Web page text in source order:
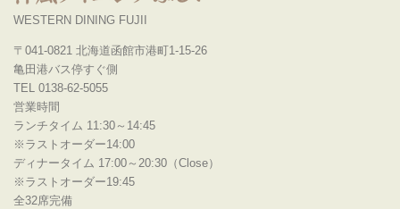
WESTERN DINING FUJII
〒041-0821 北海道函館市港町1-15-26
亀田港バス停すぐ側
TEL 0138-62-5055
営業時間
ランチタイム 11:30～14:45
※ラストオーダー14:00
ディナータイム 17:00～20:30（Close）
※ラストオーダー19:45
全32席完備